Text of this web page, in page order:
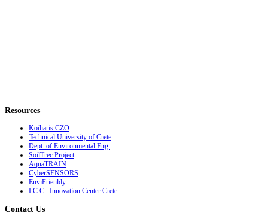
Resources
Koiliaris CZO
Technical University of Crete
Dept. of Environmental Eng.
SoilTrec Project
AquaTRAIN
CyberSENSORS
EnviFrienldy
I.C.C.: Innovation Center Crete
Contact Us